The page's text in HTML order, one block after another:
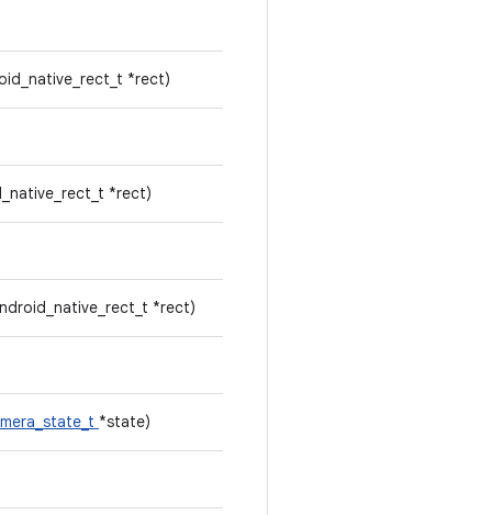
*rect)
*rect)
*rect)
*state)